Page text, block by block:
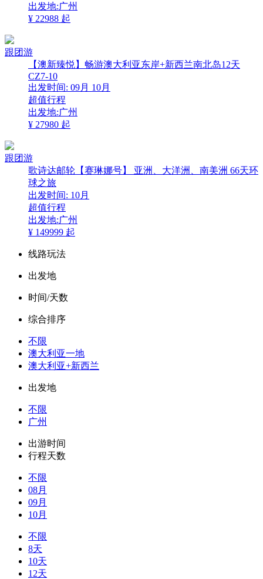
出发地:广州
¥ 22988 起
跟团游
【澳新臻悦】畅游澳大利亚东岸+新西兰南北岛12天
CZ7-10
出发时间: 09月 10月
超值行程
出发地:广州
¥ 27980 起
跟团游
歌诗达邮轮【赛琳娜号】 亚洲、大洋洲、南美洲 66天环
球之旅
出发时间: 10月
超值行程
出发地:广州
¥ 149999 起
线路玩法
出发地
时间/天数
综合排序
不限
澳大利亚一地
澳大利亚+新西兰
出发地
不限
广州
出游时间
行程天数
不限
08月
09月
10月
不限
8天
10天
12天